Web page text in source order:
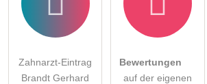
Zahnarzt-Eintrag
Brandt Gerhard
Bewertungen
auf der eigenen